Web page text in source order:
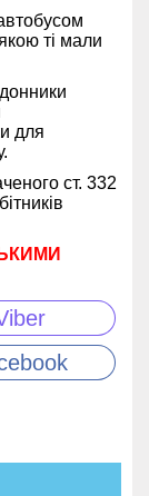
ті мали
для
ст. 332